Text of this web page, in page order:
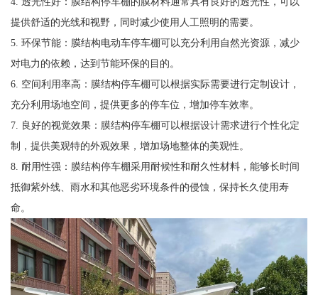
提供舒适的光线和视野，同时减少使用人工照明的需要。
5. 环保节能：膜结构电动车停车棚可以充分利用自然光资源，减少
对电力的依赖，达到节能环保的目的。
6. 空间利用率高：膜结构停车棚可以根据实际需要进行定制设计，
充分利用场地空间，提供更多的停车位，增加停车效率。
7. 良好的视觉效果：膜结构停车棚可以根据设计需求进行个性化定
制，提供美观特的外观效果，增加场地整体的美观性。
8. 耐用性强：膜结构停车棚采用耐候性和耐久性材料，能够长时间
抵御紫外线、雨水和其他恶劣环境条件的侵蚀，保持长久使用寿
命。